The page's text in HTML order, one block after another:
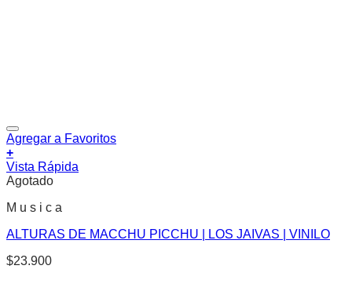
Agregar a Favoritos
+
Vista Rápida
Agotado
M u s i c a
ALTURAS DE MACCHU PICCHU | LOS JAIVAS | VINILO
$23.900